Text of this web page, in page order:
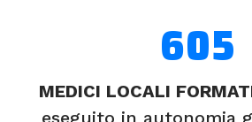
605
MEDICI LOCALI
eseguito in autonomia